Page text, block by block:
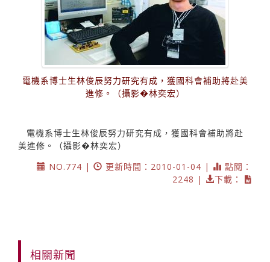
電機系博士生林俊辰努力研究有成，獲國科會補助將赴美
進修。（攝影�林奕宏）
電機系博士生林俊辰努力研究有成，獲國科會補助將赴
美進修。（攝影�林奕宏）
NO.774 |
更新時間：2010-01-04 |
點閱：
2248 |
下載：
相關新聞